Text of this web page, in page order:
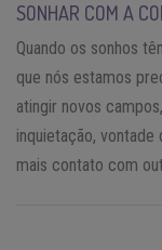
SONHAR COM A
Quando os sonhos
que nós estamos
atingir novos
inquietação,
mais contato com